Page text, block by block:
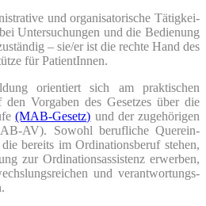
und orga­ni­sa­to­ri­sche Tätig­kei­
Unter­su­chun­gen und die Bedie­nung
– sie/er ist die rech­te Hand des
für PatientInnen.
ori­en­tiert sich am prak­ti­schen
Vor­ga­ben des Geset­zes über die
(MAB-Gesetz) und der zuge­hö­ri­gen
AV). Sowohl beruf­li­che Quer­ein­
bereits im Ordi­na­ti­ons­be­ruf ste­hen,
zur Ordi­na­ti­ons­as­sis­tenz erwer­ben,
und ver­ant­wor­tungs­